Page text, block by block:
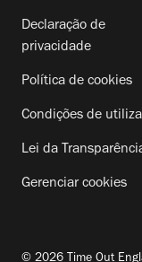
Declaração de
privacidade
Política de cookies
Condições de
Lei da
Gerenciar cookies
© 2026 Time Out